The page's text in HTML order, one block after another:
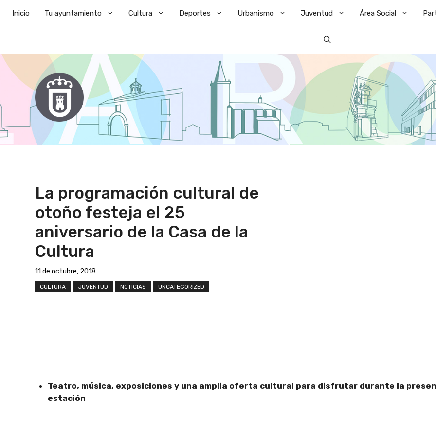
Inicio Tu ayuntamiento Cultura Deportes Urbanismo Juventud Área Social
La programación cultural de
otoño festeja el 25
aniversario de la Casa de la
Cultura
11 de octubre, 2018
CULTURA JUVENTUD NOTICIAS UNCATEGORIZED
Teatro, música, exposiciones y una amplia oferta cultural para disfrutar durante la
estación